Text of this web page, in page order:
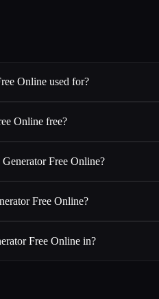
Online used for?
Online free?
Free Online?
Free Online?
Free Online in?